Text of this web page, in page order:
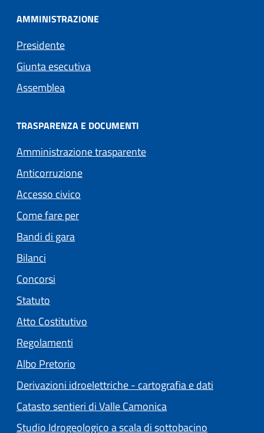
AMMINISTRAZIONE
Presidente
Giunta esecutiva
Assemblea
TRASPARENZA E DOCUMENTI
Amministrazione trasparente
Anticorruzione
Accesso civico
Come fare per
Bandi di gara
Bilanci
Concorsi
Statuto
Atto Costitutivo
Regolamenti
Albo Pretorio
Derivazioni idroelettriche - cartografia e dati
Catasto sentieri di Valle Camonica
Studio Idrogeologico a scala di sottobacino